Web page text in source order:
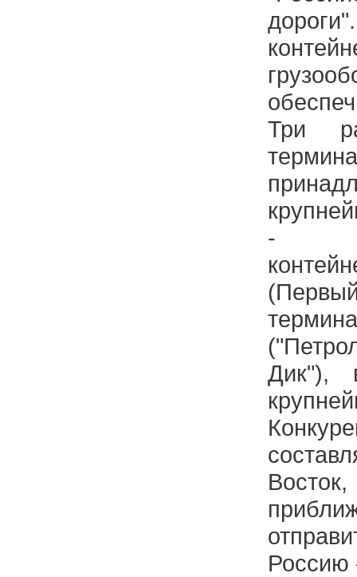
Три
-
Дик"),
Россию